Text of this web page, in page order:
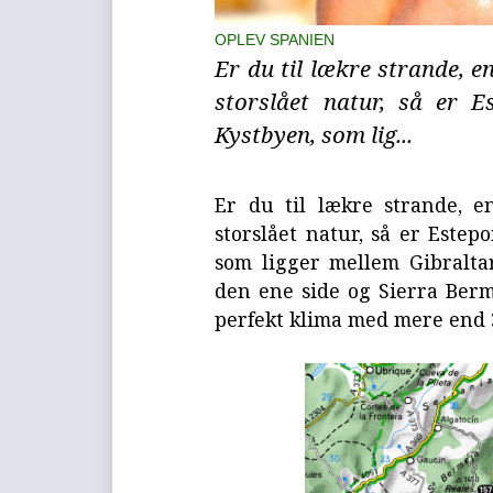
OPLEV SPANIEN
Er du til lækre strande,
storslået natur, så er
Kystbyen, som lig...
Er du til lækre strande,
storslået natur, så er
som ligger mellem
den ene side og Sierra
perfekt klima med mere end